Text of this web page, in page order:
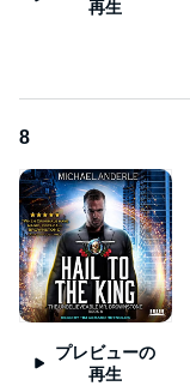
再生
8
プレビューの
再生